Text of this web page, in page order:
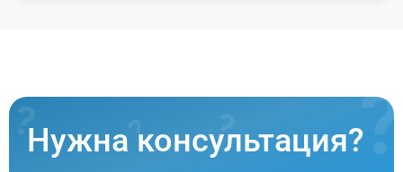
Нужна консультация?